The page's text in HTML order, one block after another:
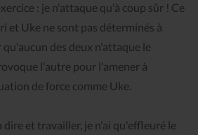
: je n'attaque qu'à coup sûr ! Ce
et Uke ne sont pas déterminés à
des deux n'attaque le
l'autre pour l'amener à
de force comme Uke.
dire et travailler, je n'ai qu'effleuré le